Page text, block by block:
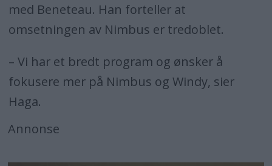
med Beneteau. Han forteller at
omsetningen av Nimbus er tredoblet.
– Vi har et bredt program og ønsker å
fokusere mer på Nimbus og Windy, sier
Haga.
Annonse